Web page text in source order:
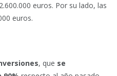
euros. Por su lado, las
euros.
, que se